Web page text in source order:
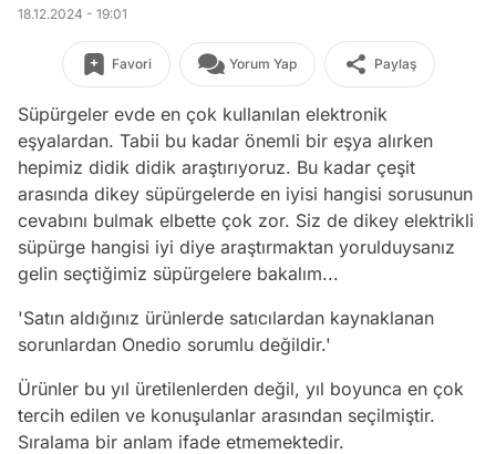
18.12.2024 - 19:01
Favori Yorum Yap Paylaş
Süpürgeler evde en çok kullanılan elektronik
eşyalardan. Tabii bu kadar önemli bir eşya alırken
hepimiz didik didik araştırıyoruz. Bu kadar çeşit
arasında dikey süpürgelerde en iyisi hangisi sorusunun
cevabını bulmak elbette çok zor. Siz de dikey elektrikli
süpürge hangisi iyi diye araştırmaktan yorulduysanız
gelin seçtiğimiz süpürgelere bakalım...
'Satın aldığınız ürünlerde satıcılardan kaynaklanan
sorunlardan Onedio sorumlu değildir.'
Ürünler bu yıl üretilenlerden değil, yıl boyunca en çok
tercih edilen ve konuşulanlar arasından seçilmiştir.
Sıralama bir anlam ifade etmemektedir.